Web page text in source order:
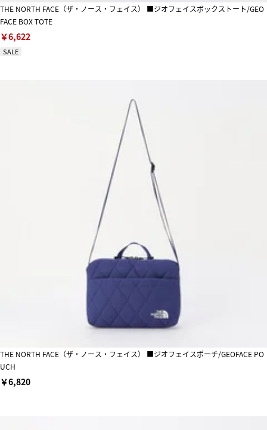
THE NORTH FACE（ザ・ノース・フェイス） ■ジオフェイスボックストート/GEO
FACE BOX TOTE
￥6,622
SALE
THE NORTH FACE（ザ・ノース・フェイス） ■ジオフェイスポーチ/GEOFACE PO
UCH
￥6,820